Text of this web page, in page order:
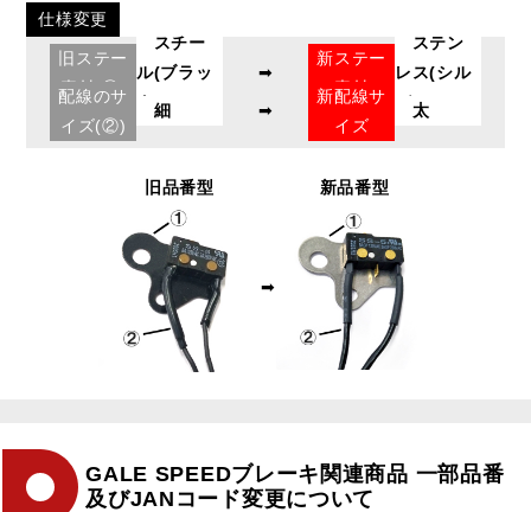
仕様変更
旧ステー
素材(①)
スチー
ル(ブラッ
ク)
➡
新ステー
素材
ステン
レス(シル
バー)
配線のサ
イズ(②)
細 ➡
新配線サ
イズ
太
旧品番型 新品番型
➡
GALE SPEEDブレーキ関連商品 一部品番
及びJANコード変更について